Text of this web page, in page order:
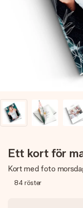
Skapa något unikt
namn, ditt foto
hennes hjärta.
Ett kort för
Kort med foto
84 röster